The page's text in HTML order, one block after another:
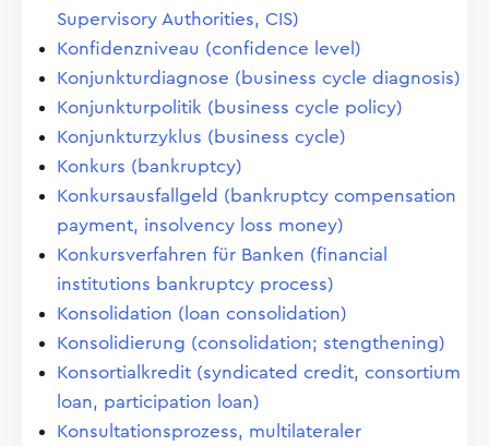
Supervisory Authorities, CIS)
Konfidenzniveau (confidence level)
Konjunkturdiagnose (business cycle diagnosis)
Konjunkturpolitik (business cycle policy)
Konjunkturzyklus (business cycle)
Konkurs (bankruptcy)
Konkursausfallgeld (bankruptcy compensation
payment, insolvency loss money)
Konkursverfahren für Banken (financial
institutions bankruptcy process)
Konsolidation (loan consolidation)
Konsolidierung (consolidation; stengthening)
Konsortialkredit (syndicated credit, consortium
loan, participation loan)
Konsultationsprozess, multilateraler